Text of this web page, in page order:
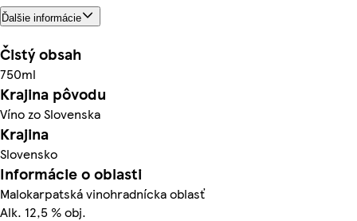
Ďalšie informácie
Čistý obsah
750ml
Krajina pôvodu
Víno zo Slovenska
Krajina
Slovensko
Informácie o oblasti
Malokarpatská vinohradnícka oblasť
Alk. 12,5 % obj.